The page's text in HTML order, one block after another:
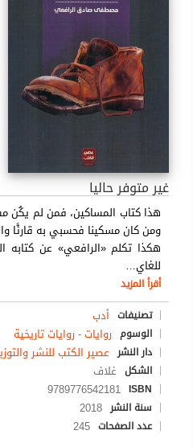
غير متوفر حاليا
هذا كتاب المساكين، فمن لم يكُن
ومن كان مسكينا فحسبي به قارئًا
هكذا تكلم «الرافعي» عن كتابه
للغاي…
أقرأ المزيد
تصنيفات أدب
الوسوم روايات-روايات تاريخية
دار النشر عصير الكتب للنشر
الشكل غلاف
ISBN
9789776542181
سنة النشر 2018
عدد الصفحات 245